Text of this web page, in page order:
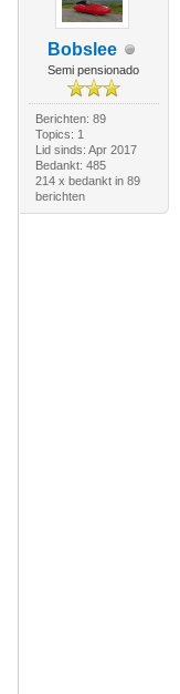
Bobslee
Semi pensionado
Berichten: 89
Topics: 1
Lid sinds: Apr 2017
Bedankt: 485
214 x bedankt in 89
berichten